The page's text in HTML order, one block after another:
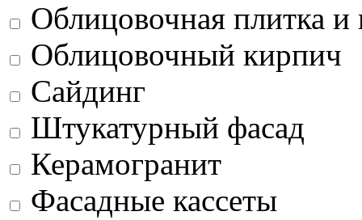
Облицовочная плитка и
Облицовочный кирпич
Сайдинг
Штукатурный фасад
Керамогранит
Фасадные кассеты